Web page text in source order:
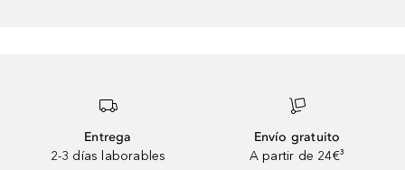
Entrega
2-3 días laborables
Envío gratuito
A partir de 24€³